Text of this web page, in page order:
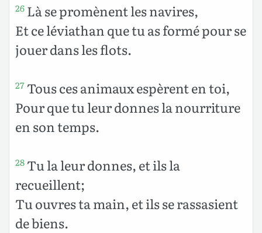
26 Là se promènent les navires,
Et ce léviathan que tu as formé pour se
jouer dans les flots.
27 Tous ces animaux espèrent en toi,
Pour que tu leur donnes la nourriture
en son temps.
28 Tu la leur donnes, et ils la
recueillent;
Tu ouvres ta main, et ils se rassasient
de biens.